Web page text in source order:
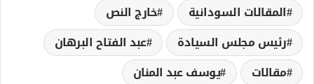
المقالات السودانية
خارج النص
رئيس مجلس السيادة
عبد الفتاح البرهان
مقالات
يوسف عبد المنان